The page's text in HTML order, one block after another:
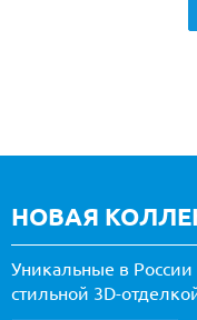
НОВАЯ
Уникальные в
стильной 3D-